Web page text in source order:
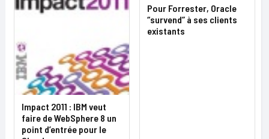
Impact 2011 : IBM veut
faire de WebSphere 8 un
point d’entrée pour le
Pour Forrester, Oracle
“survend” à ses clients
existants